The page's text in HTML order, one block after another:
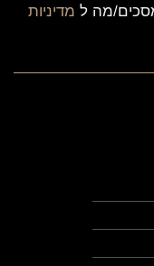
מה ל מדיניות